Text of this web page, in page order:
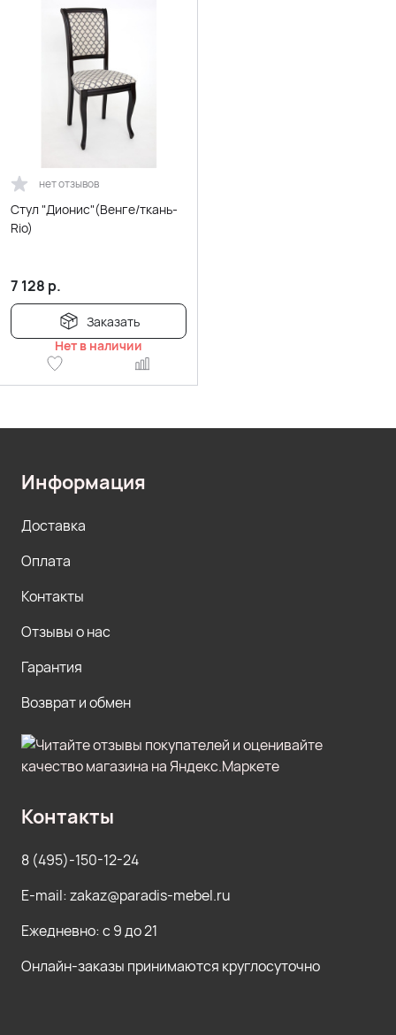
нет отзывов
Стул "Дионис"(Венге/ткань-
Rio)
7 128 р.
Заказать
Нет в наличии
Информация
Доставка
Оплата
Контакты
Отзывы о нас
Гарантия
Возврат и обмен
Контакты
8 (495)-150-12-24
E-mail: zakaz@paradis-mebel.ru
Ежедневно: с 9 до 21
Онлайн-заказы принимаются круглосуточно